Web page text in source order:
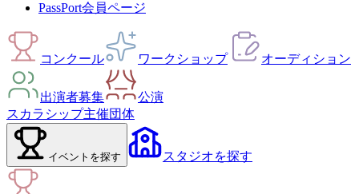
PassPort会員ページ
コンクール ワークショップ オーディション
出演者募集
公演
スカラシップ主催団体
イベント を探す スタジオを探す